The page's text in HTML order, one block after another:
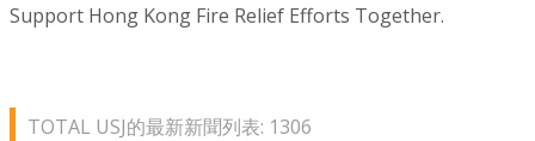
Support Hong Kong Fire Relief Efforts Together.
TOTAL USJ的最新新聞列表: 1306